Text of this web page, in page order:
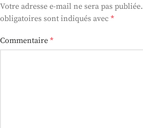
Votre adresse e-mail ne sera pas publiée.
obligatoires sont indiqués avec *
Commentaire *